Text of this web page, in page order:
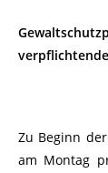
Zu Beginn
am Montag